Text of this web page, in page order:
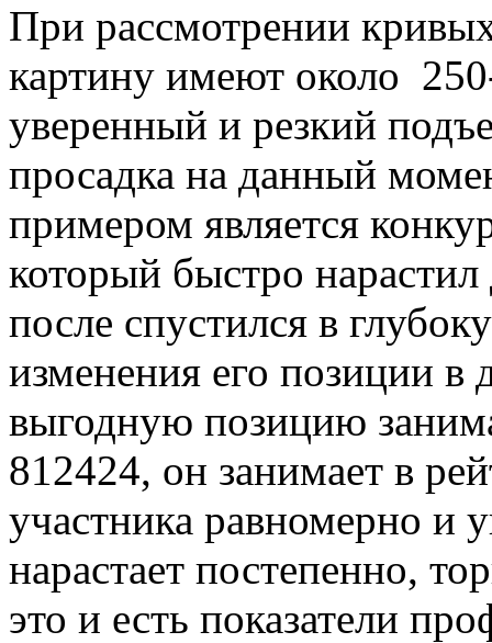
При рассмотрении
картину имеют около
уверенный и резкий
просадка на данный
примером является
который быстро
после спустился в
изменения его позиции в
выгодную позицию
812424, он занимает в
участника равномерно и
нарастает постепенно,
это и есть показатели